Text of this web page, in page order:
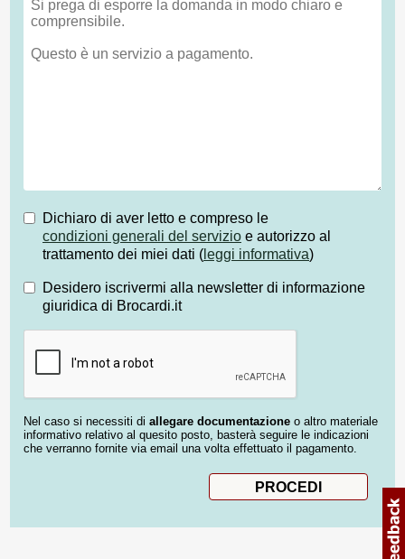
Dichiaro di aver letto e compreso le
condizioni generali del servizio e autorizzo al
trattamento dei miei dati ( leggi informativa)
Desidero iscrivermi alla newsletter di informazione
giuridica di Brocardi.it
Nel caso si necessiti di allegare documentazione o altro materiale
informativo relativo al quesito posto, basterà seguire le indicazioni
che verranno fornite via email una volta effettuato il pagamento.